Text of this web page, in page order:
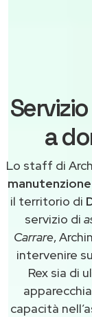
a
Lo staff di
il territorio di
servizio di
Carrare,
intervenire
Rex sia di
capacità